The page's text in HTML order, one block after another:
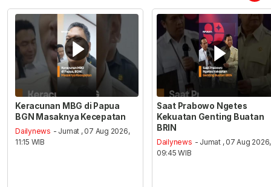
Keracunan MBG di Papua
BGN Masaknya Kecepatan
Dailynews - Jumat , 07 Aug 2026,
11:15 WIB
Saat Prabowo Ngetes
Kekuatan Genting Buatan
BRIN
Dailynews - Jumat , 07 Aug 2026,
09:45 WIB